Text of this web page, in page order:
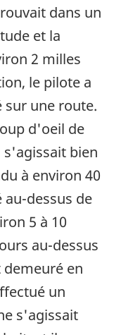
dans un
et la
2 milles
le pilote a
sur une route.
d'oeil de
bien
à environ 40
au-dessus de
5 à 10
au-dessus
en
un
s'agissait